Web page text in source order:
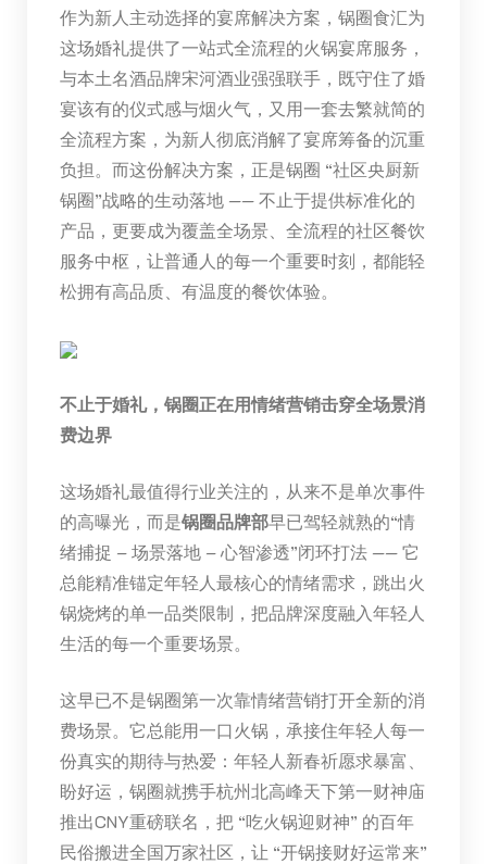
作为新人主动选择的宴席解决方案，锅圈食汇为
这场婚礼提供了一站式全流程的火锅宴席服务，
与本土名酒品牌宋河酒业强强联手，既守住了婚
宴该有的仪式感与烟火气，又用一套去繁就简的
全流程方案，为新人彻底消解了宴席筹备的沉重
负担。而这份解决方案，正是锅圈 “社区央厨新
锅圈”战略的生动落地 —— 不止于提供标准化的
产品，更要成为覆盖全场景、全流程的社区餐饮
服务中枢，让普通人的每一个重要时刻，都能轻
松拥有高品质、有温度的餐饮体验。
不止于婚礼，锅圈正在用情绪营销击穿全场景消
费边界
这场婚礼最值得行业关注的，从来不是单次事件
的高曝光，而是锅圈品牌部早已驾轻就熟的“情
绪捕捉 – 场景落地 – 心智渗透”闭环打法 —— 它
总能精准锚定年轻人最核心的情绪需求，跳出火
锅烧烤的单一品类限制，把品牌深度融入年轻人
生活的每一个重要场景。
这早已不是锅圈第一次靠情绪营销打开全新的消
费场景。它总能用一口火锅，承接住年轻人每一
份真实的期待与热爱：年轻人新春祈愿求暴富、
盼好运，锅圈就携手杭州北高峰天下第一财神庙
推出CNY重磅联名，把 “吃火锅迎财神” 的百年
民俗搬进全国万家社区，让 “开锅接财好运常来”